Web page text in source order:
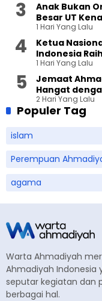
Anak Bukan
Besar UT
1 Hari Yang Lalu
Ketua
Indonesia
Terbuka
1 Hari Yang Lalu
Jemaat
Hangat
2 Hari Yang Lalu
Populer Tag
islam
Perempuan
agama
Warta Ahmadiyah
Ahmadiyah Indonesia
seputar kegiatan dan
berbagai hal.